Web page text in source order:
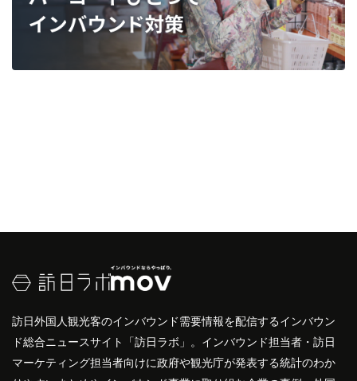
訪日外国人観光客のインバウンド需要情報を配信するインバウン
ド総合ニュースサイト「訪日ラボ」。インバウンド担当者・訪日
マーケティング担当者向けに政府や観光庁が発表する統計のわか